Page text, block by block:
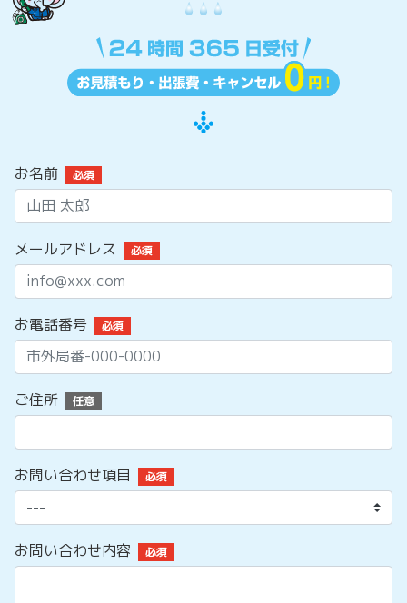
お名前 必須
メールアドレス 必須
お電話番号 必須
ご住所 任意
お問い合わせ項目 必須
お問い合わせ内容 必須